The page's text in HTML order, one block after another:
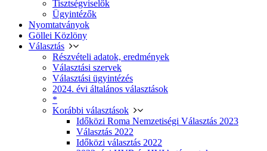
Tisztségviselők
Ügyintézők
Nyomtatványok
Göllei Közlöny
Választás
Részvételi adatok, eredmények
Választási szervek
Választási ügyintézés
2024. évi általános választások
*
Korábbi választások
Időközi Roma Nemzetiségi Választás 2023
Választás 2022
Időközi választás 2022